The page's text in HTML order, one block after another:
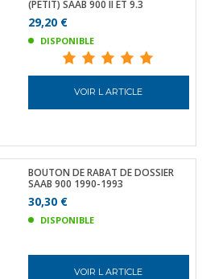
(PETIT) SAAB 900 II ET 9.3
29,20 €
DISPONIBLE
VOIR L ARTICLE
BOUTON DE RABAT DE DOSSIER
SAAB 900 1990-1993
30,30 €
DISPONIBLE
VOIR L ARTICLE